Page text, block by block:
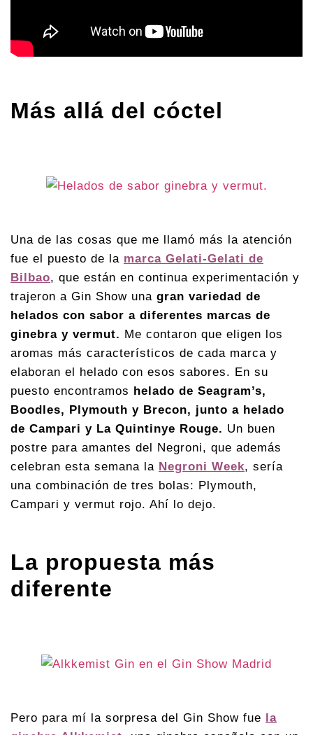
Más allá del cóctel
Una de las cosas que me llamó más la atención
fue el puesto de la marca Gelati-Gelati de
Bilbao, que están en continua experimentación y
trajeron a Gin Show una gran variedad de
helados con sabor a diferentes marcas de
ginebra y vermut. Me contaron que eligen los
aromas más característicos de cada marca y
elaboran el helado con esos sabores. En su
puesto encontramos helado de Seagram’s,
Boodles, Plymouth y Brecon, junto a helado
de Campari y La Quintinye Rouge. Un buen
postre para amantes del Negroni, que además
celebran esta semana la Negroni Week, sería
una combinación de tres bolas: Plymouth,
Campari y vermut rojo. Ahí lo dejo.
La propuesta más
diferente
Pero para mí la sorpresa del Gin Show fue la